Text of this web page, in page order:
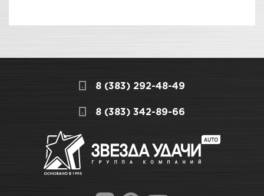
Для ухода за приборной
виниловыми деталями
Вес / Размер / Объем 355 мл
СКЛАДСКОЙ КОМПЛЕКС
Нет в наличии
Новосибирск, Петухова, 27/3
получение товара максимально комфортными,
поэтому подготовили для Вас самую
Как купить товар?
Гарантия на товар
Магазины для получения товара
8 (383) 292-48-49
8 (383) 342-89-66